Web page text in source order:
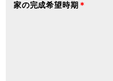
家の完成希望時期 ＊